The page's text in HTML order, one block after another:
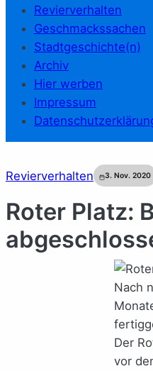
Revierverhalten
Geschmackssachen
Stadtgeschichte(n)
Archiv
Hier werben
Impressum
Revierverhalten 3. Nov. 2020
Roter Platz:
Nach
Der
vor